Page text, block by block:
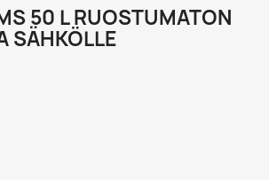
50 L RUOSTUMATON
SÄHKÖLLE